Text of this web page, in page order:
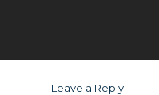
Leave a Reply